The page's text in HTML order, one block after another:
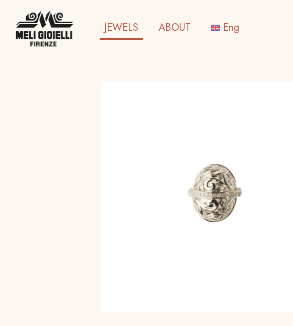
JEWELS ABOUT Eng